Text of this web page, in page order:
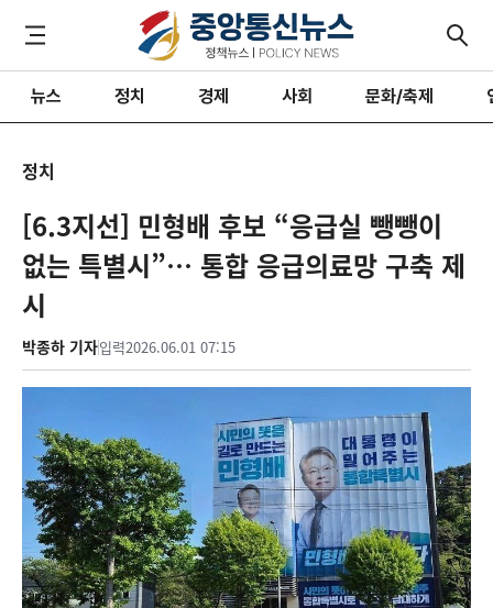
뉴스 정치 경제 사회 문화/축제
정치
[6.3지선] 민형배 후보 “응급실 뺑뺑이
없는 특별시”… 통합 응급의료망 구축 제
시
박종하 기자입력2026.06.01 07:15